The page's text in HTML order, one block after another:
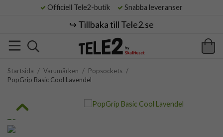
Officiell Tele2-butik Snabba leveranser
↪️ Tillbaka till Tele2.se
Startsida / Varumärken / Popsockets /
PopGrip Basic Cool Lavendel